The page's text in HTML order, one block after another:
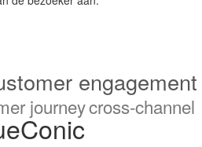
engagement
journeycross-channel